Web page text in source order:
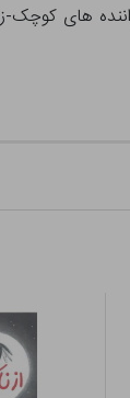
های کوچک-